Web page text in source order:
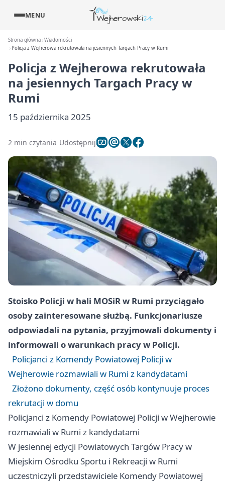
MENU
Strona główna Wiadomości
Policja z Wejherowa rekrutowała na jesiennych Targach Pracy w Rumi
Policja z Wejherowa rekrutowała
na jesiennych Targach Pracy w
Rumi
15 października 2025
2 min czytania Udostępnij
Stoisko Policji w hali MOSiR w Rumi przyciągało
osoby zainteresowane służbą. Funkcjonariusze
odpowiadali na pytania, przyjmowali dokumenty i
informowali o warunkach pracy w Policji.
Policjanci z Komendy Powiatowej Policji w
Wejherowie rozmawiali w Rumi z kandydatami
Złożono dokumenty, część osób kontynuuje proces
rekrutacji w domu
Policjanci z Komendy Powiatowej Policji w Wejherowie
rozmawiali w Rumi z kandydatami
W jesiennej edycji Powiatowych Targów Pracy w
Miejskim Ośrodku Sportu i Rekreacji w Rumi
uczestniczyli przedstawiciele Komendy Powiatowej